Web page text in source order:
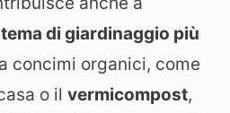
di giardinaggio più
concimi organici, come
o il vermicompost,